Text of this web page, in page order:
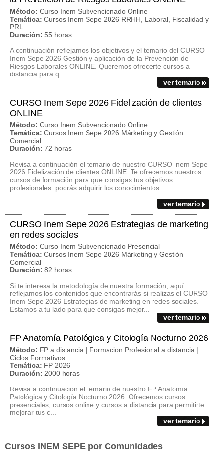
Método: Curso Inem Subvencionado Online
Temática: Cursos Inem Sepe 2026 RRHH, Laboral, Fiscalidad y
PRL
Duración: 55 horas
A continuación reflejamos los objetivos y el temario del CURSO
Inem Sepe 2026 Gestión y aplicación de la Prevención de
Riesgos Laborales ONLINE. Queremos ofrecerte cursos a
distancia para q...
ver temario
CURSO Inem Sepe 2026 Fidelización de clientes
ONLINE
Método: Curso Inem Subvencionado Online
Temática: Cursos Inem Sepe 2026 Márketing y Gestión
Comercial
Duración: 72 horas
Revisa a continuación el temario de nuestro CURSO Inem Sepe
2026 Fidelización de clientes ONLINE. Te ofrecemos nuestros
cursos de formación para que consigas tus objetivos
profesionales: podrás adquirir los conocimientos...
ver temario
CURSO Inem Sepe 2026 Estrategias de marketing
en redes sociales
Método: Curso Inem Subvencionado Presencial
Temática: Cursos Inem Sepe 2026 Márketing y Gestión
Comercial
Duración: 82 horas
Si te interesa la metodología de nuestra formación, aquí
reflejamos los contenidos que encontrarás si realizas el CURSO
Inem Sepe 2026 Estrategias de marketing en redes sociales.
Estamos a tu lado para que consigas mejor...
ver temario
FP Anatomía Patológica y Citología Nocturno 2026
Método: FP a distancia | Formacion Profesional a distancia |
Ciclos Formativos
Temática: FP 2026
Duración: 2000 horas
Revisa a continuación el temario de nuestro FP Anatomía
Patológica y Citología Nocturno 2026. Ofrecemos cursos
presenciales, cursos online y cursos a distancia para permitirte
mejorar tus c...
ver temario
Cursos INEM SEPE por Comunidades